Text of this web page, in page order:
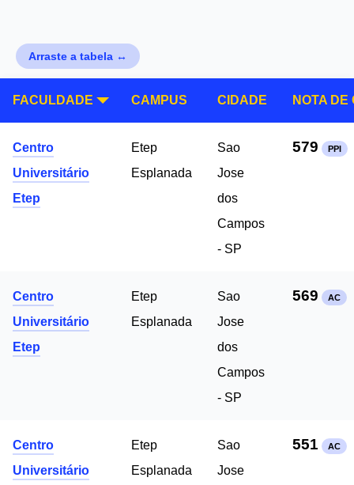
Arraste a tabela ↔
FACULDADE CAMPUS CIDADE NOTA DE
Centro
Universitário
Etep
Etep
Esplanada
Sao
Jose
dos
Campos
- SP
579 PPI
Centro
Universitário
Etep
Etep
Esplanada
Sao
Jose
dos
Campos
- SP
569 AC
Centro
Universitário
Etep
Esplanada
Sao
Jose
551 AC